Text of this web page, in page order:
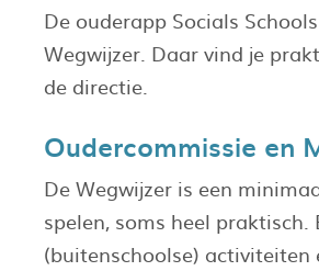
De ouderapp Socials
Wegwijzer. Daar vind je
de directie.
Oudercommissie en
De Wegwijzer is een
spelen, soms heel
(buitenschoolse) activiteiten